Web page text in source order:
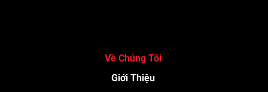
Về Chúng Tôi
Giới Thiệu